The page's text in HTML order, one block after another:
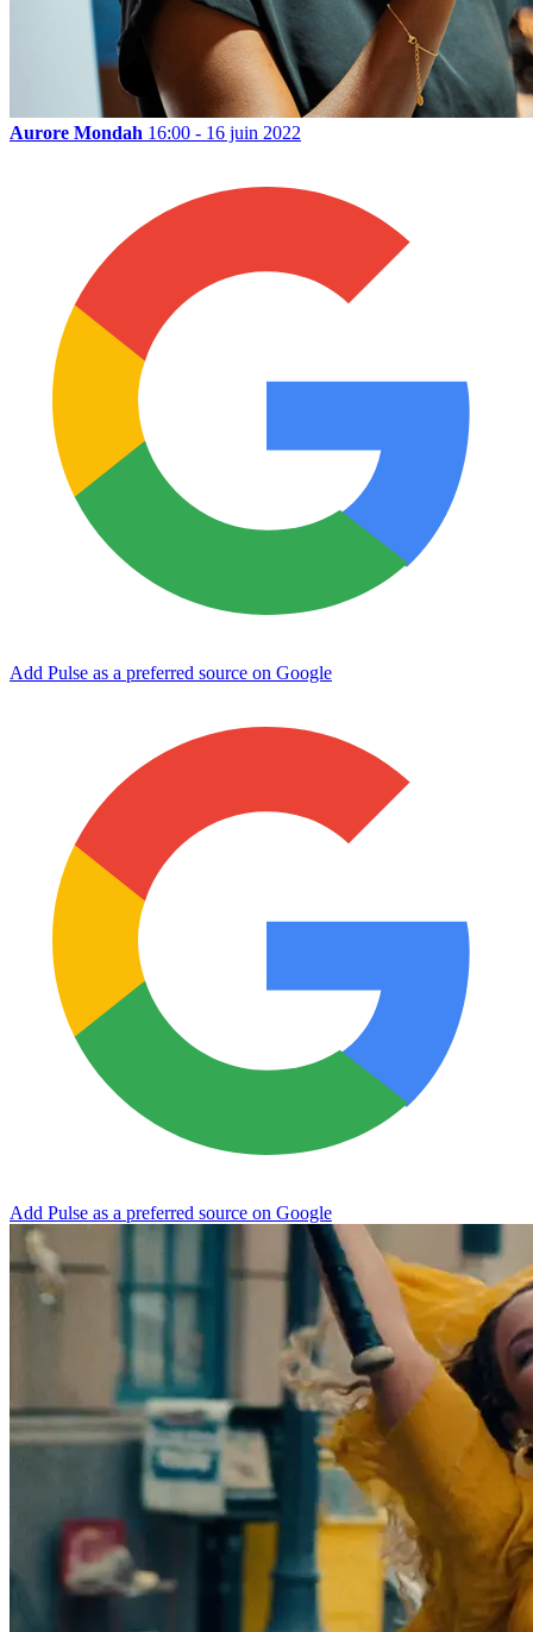
Aurore Mondah 16:00 - 16 juin 2022
Add Pulse as a preferred source on Google
Add Pulse as a preferred source on Google